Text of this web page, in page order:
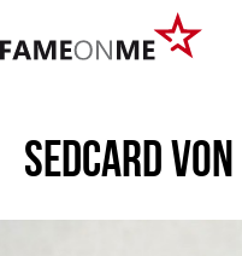
SEDCARD VON